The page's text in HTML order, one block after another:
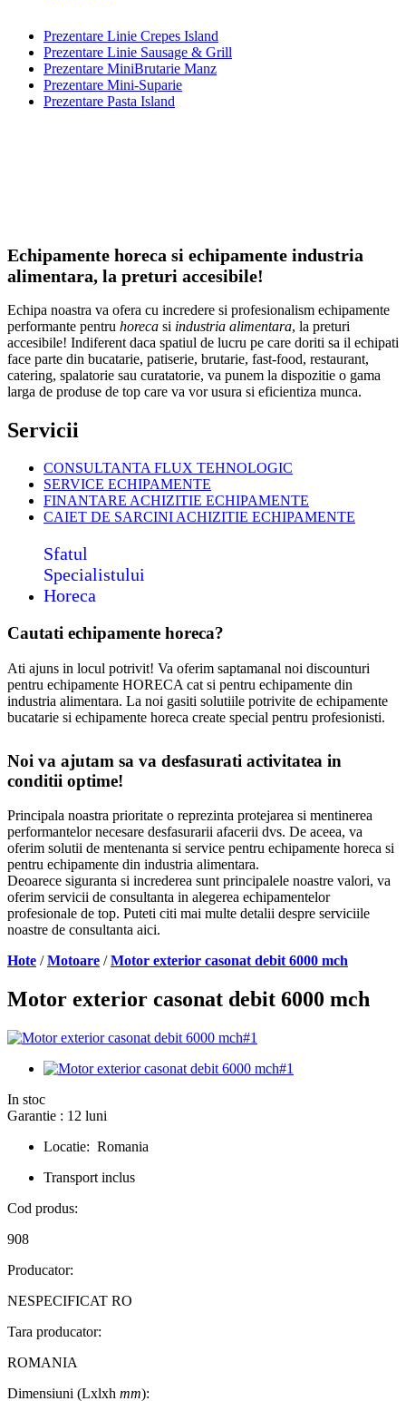
Prezentare Linie Crepes Island
Prezentare Linie Sausage & Grill
Prezentare MiniBrutarie Manz
Prezentare Mini-Suparie
Prezentare Pasta Island
Echipamente horeca si echipamente industria
alimentara, la preturi accesibile!
Echipa noastra va ofera cu incredere si profesionalism echipamente
performante pentru horeca si industria alimentara, la preturi
accesibile! Indiferent daca spatiul de lucru pe care doriti sa il echipati
face parte din bucatarie, patiserie, brutarie, fast-food, restaurant,
catering, spalatorie sau curatatorie, va punem la dispozitie o gama
larga de produse de top care va vor usura si eficientiza munca.
Servicii
CONSULTANTA FLUX TEHNOLOGIC
SERVICE ECHIPAMENTE
FINANTARE ACHIZITIE ECHIPAMENTE
CAIET DE SARCINI ACHIZITIE ECHIPAMENTE
Sfatul
Specialistului
Horeca
Cautati echipamente horeca?
Ati ajuns in locul potrivit! Va oferim saptamanal noi discounturi
pentru echipamente HORECA cat si pentru echipamente din
industria alimentara. La noi gasiti solutiile potrivite de echipamente
bucatarie si echipamente horeca create special pentru profesionisti.
Noi va ajutam sa va desfasurati activitatea in
conditii optime!
Principala noastra prioritate o reprezinta protejarea si mentinerea
performantelor necesare desfasurarii afacerii dvs. De aceea, va
oferim solutii de mentenanta si service pentru echipamente horeca si
pentru echipamente din industria alimentara.
Deoarece siguranta si increderea sunt principalele noastre valori, va
oferim servicii de consultanta in alegerea echipamentelor
profesionale de top. Puteti citi mai multe detalii despre serviciile
noastre de consultanta aici.
Hote /Motoare /Motor exterior casonat debit 6000 mch
Motor exterior casonat debit 6000 mch
In stoc
Garantie : 12 luni
Locatie: Romania
Transport inclus
Cod produs:
908
Producator:
NESPECIFICAT RO
Tara producator:
ROMANIA
Dimensiuni (Lxlxh mm):